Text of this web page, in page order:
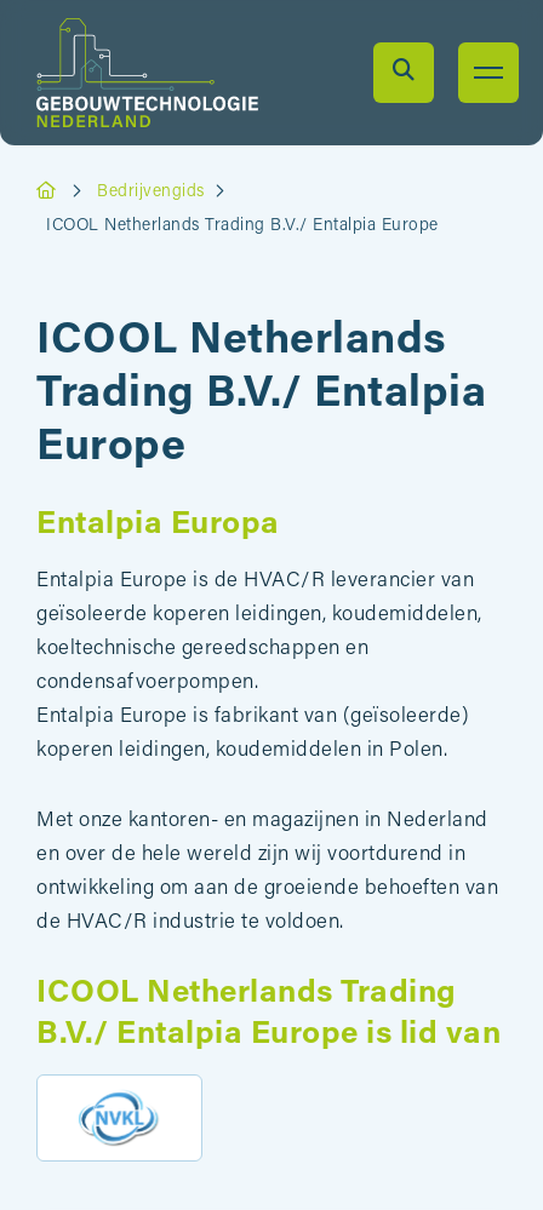
Bedrijvengids
ICOOL Netherlands Trading B.V./ Entalpia Europe
ICOOL Netherlands
Trading B.V./ Entalpia
Europe
Entalpia Europa
Entalpia Europe is de HVAC/R leverancier van
geïsoleerde koperen leidingen, koudemiddelen,
koeltechnische gereedschappen en
condensafvoerpompen.
Entalpia Europe is fabrikant van (geïsoleerde)
koperen leidingen, koudemiddelen in Polen.
Met onze kantoren- en magazijnen in Nederland
en over de hele wereld zijn wij voortdurend in
ontwikkeling om aan de groeiende behoeften van
de HVAC/R industrie te voldoen.
ICOOL Netherlands Trading
B.V./ Entalpia Europe is lid van